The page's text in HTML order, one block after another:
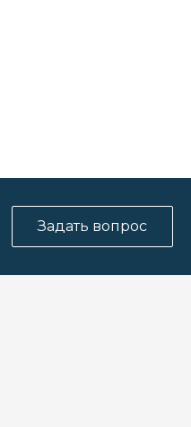
Задать вопрос